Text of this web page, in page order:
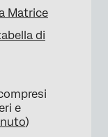
Matrice
di
e
)